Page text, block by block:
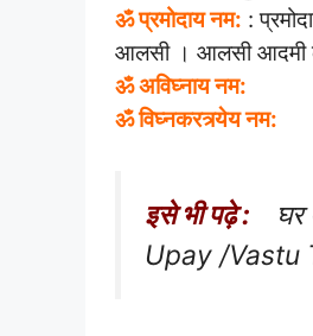
ॐ प्रमोदाय नम: :
आलसी । आलसी आदमी को
ॐ अविघ्नाय नम:
ॐ विघ्नकरत्र्येय नम:
इसे भी पढ़े :
Upay /Vastu